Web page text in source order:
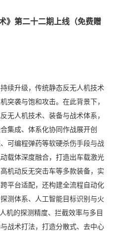
》第二十二期上线（免费赠
续升级，传统静态反无人机技术
突袭与饱和攻击。在此背景下，
无人机技术、装备与战术体系，
集成、体系化协同作战展开创
可编程弹药等软硬杀伤手段与战
载体深度融合，打造出车载激光
机动反无突击车等多款装备，实
平台适配，还构建全流程自动化
测体系、人工智能目标识别与火
机的探测精度、拦截效率与多目
战术打法，打造分散式、去中心